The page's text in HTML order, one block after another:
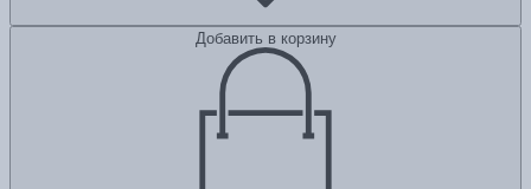
Добавить в корзину